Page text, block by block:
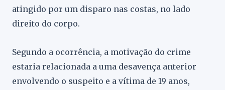
atingido por um disparo nas costas, no lado
direito do corpo.
Segundo a ocorrência, a motivação do crime
estaria relacionada a uma desavença anterior
envolvendo o suspeito e a vítima de 19 anos,